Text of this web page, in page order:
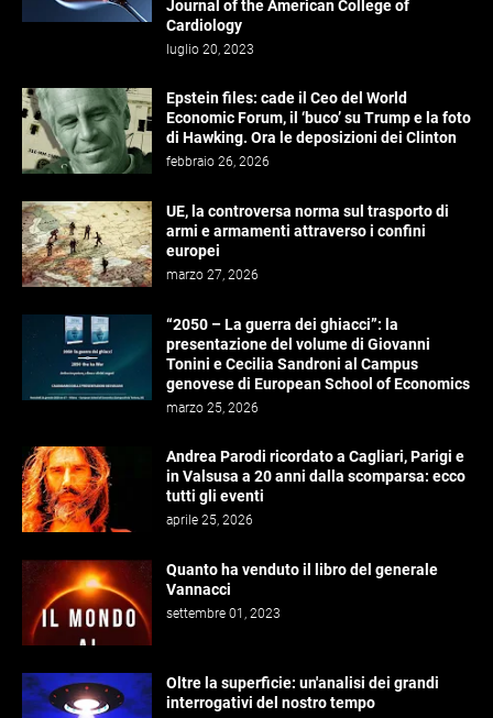
Journal of the American College of
Cardiology
luglio 20, 2023
Epstein files: cade il Ceo del World
Economic Forum, il ‘buco’ su Trump e la foto
di Hawking. Ora le deposizioni dei Clinton
febbraio 26, 2026
UE, la controversa norma sul trasporto di
armi e armamenti attraverso i confini
europei
marzo 27, 2026
“2050 – La guerra dei ghiacci”: la
presentazione del volume di Giovanni
Tonini e Cecilia Sandroni al Campus
genovese di European School of Economics
marzo 25, 2026
Andrea Parodi ricordato a Cagliari, Parigi e
in Valsusa a 20 anni dalla scomparsa: ecco
tutti gli eventi
aprile 25, 2026
Quanto ha venduto il libro del generale
Vannacci
settembre 01, 2023
Oltre la superficie: un'analisi dei grandi
interrogativi del nostro tempo